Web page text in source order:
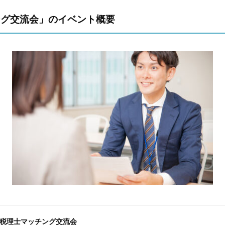
グ交流会」のイベント概要
税理士マッチング交流会